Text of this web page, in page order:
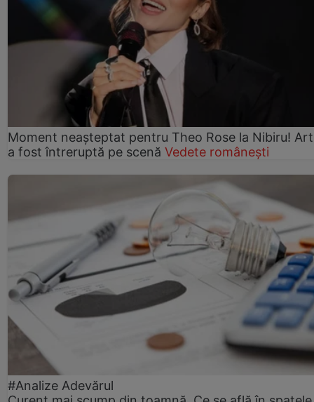
Moment neașteptat pentru Theo Rose la Nibiru!
a fost întreruptă pe scenă Vedete românești
#Analize Adevărul